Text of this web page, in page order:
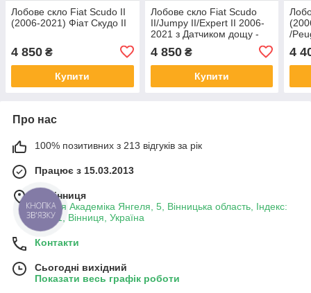
Лобове скло Fiat Scudo II
(2006-2021) Фіат Скудо II
4 850 ₴
Купити
Лобове скло Fiat Scudo
II/Jumpy II/Expert II 2006-
2021 з Датчиком дощу -
4 850₴
Купити
/
4
Про нас
100% позитивних з 213 відгуків за рік
Працює з 15.03.2013
м. Вінниця
вулиця Академіка Янгеля, 5, Вінницька область, Індекс:
21001, Вінниця, Україна
Контакти
Сьогодні вихідний
Показати весь графік роботи
КНОПКА
ЗВ'ЯЗКУ